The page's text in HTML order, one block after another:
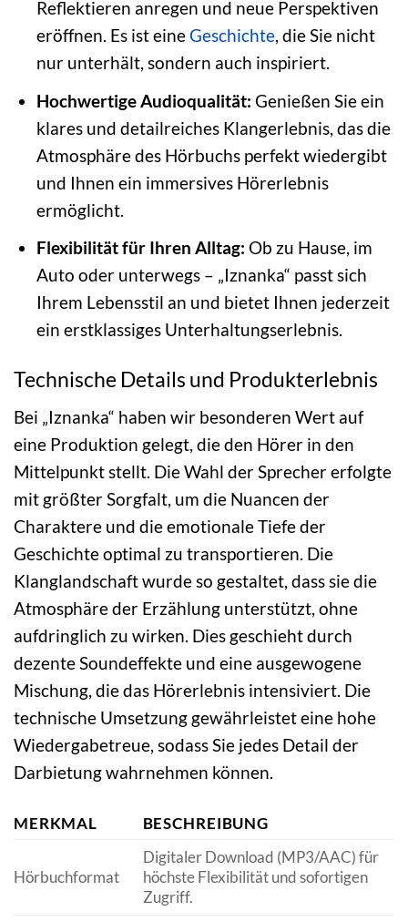
Reflektieren anregen und neue Perspektiven
eröffnen. Es ist eineGeschichte, die Sie nicht
nur unterhält, sondern auch inspiriert.
Hochwertige Audioqualität: Genießen Sie ein
klares und detailreiches Klangerlebnis, das die
Atmosphäre des Hörbuchs perfekt wiedergibt
und Ihnen ein immersives Hörerlebnis
ermöglicht.
Flexibilität für Ihren Alltag: Ob zu Hause, im
Auto oder unterwegs – „Iznanka“ passt sich
Ihrem Lebensstil an und bietet Ihnen jederzeit
ein erstklassiges Unterhaltungserlebnis.
Technische Details und Produkterlebnis
Bei „Iznanka“ haben wir besonderen Wert auf
eine Produktion gelegt, die den Hörer in den
Mittelpunkt stellt. Die Wahl der Sprecher erfolgte
mit größter Sorgfalt, um die Nuancen der
Charaktere und die emotionale Tiefe der
Geschichte optimal zu transportieren. Die
Klanglandschaft wurde so gestaltet, dass sie die
Atmosphäre der Erzählung unterstützt, ohne
aufdringlich zu wirken. Dies geschieht durch
dezente Soundeffekte und eine ausgewogene
Mischung, die das Hörerlebnis intensiviert. Die
technische Umsetzung gewährleistet eine hohe
Wiedergabetreue, sodass Sie jedes Detail der
Darbietung wahrnehmen können.
MERKMAL BESCHREIBUNG
Hörbuchformat
Digitaler Download (MP3/AAC) für
höchste Flexibilität und sofortigen
Zugriff.